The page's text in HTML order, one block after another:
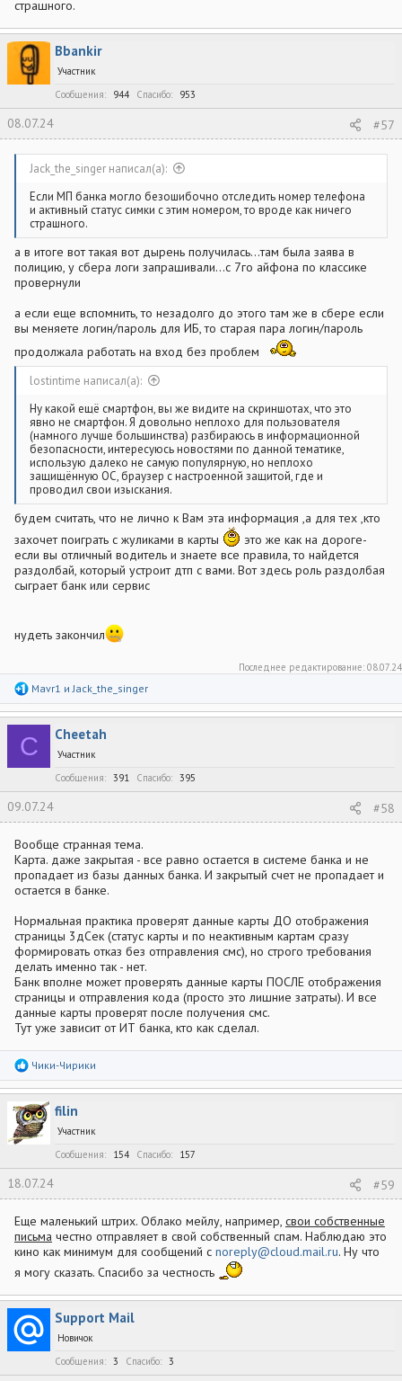
страшного.
Bbankir
Участник
Сообщения
944 Спасибо 953
08.07.24 #57
Jack_the_singer написал(а):
Если МП банка могло безошибочно отследить номер телефона
и активный статус симки с этим номером, то вроде как ничего
страшного.
а в итоге вот такая вот дырень получилась...там была заява в
полицию, у сбера логи запрашивали...с 7го айфона по классике
провернули
а если еще вспомнить, то незадолго до этого там же в сбере если
вы меняете логин/пароль для ИБ, то старая пара логин/пароль
продолжала работать на вход без проблем
lostintime написал(а):
Ну какой ещё смартфон, вы же видите на скриншотах, что это
явно не смартфон. Я довольно неплохо для пользователя
(намного лучше большинства) разбираюсь в информационной
безопасности, интересуюсь новостями по данной тематике,
использую далеко не самую популярную, но неплохо
защищённую ОС, браузер с настроенной защитой, где и
проводил свои изыскания.
будем считать, что не лично к Вам эта информация ,а для тех ,кто
захочет поиграть с жуликами в карты
это же как на дороге-
если вы отличный водитель и знаете все правила, то найдется
раздолбай, который устроит дтп с вами. Вот здесь роль раздолбая
сыграет банк или сервис
нудеть закончил
Последнее редактирование: 08.07.24
Р
а
к
ц
и
Mavr1 иJack_the_singer
C Cheetah
Участник
Сообщения
391 Спасибо 395
09.07.24 #58
Вообще странная тема.
Карта. даже закрытая - все равно остается в системе банка и не
пропадает из базы данных банка. И закрытый счет не пропадает и
остается в банке.
Нормальная практика проверят данные карты ДО отображения
страницы 3дСек (статус карты и по неактивным картам сразу
формировать отказ без отправления смс), но строго требования
делать именно так - нет.
Банк вполне может проверять данные карты ПОСЛЕ отображения
страницы и отправления кода (просто это лишние затраты). И все
данные карты проверят после получения смс.
Тут уже зависит от ИТ банка, кто как сделал.
Р
а
к
ц
и
и
Чики-Чирики
filin
Участник
Сообщения
154 Спасибо 157
18.07.24 #59
Еще маленький штрих. Облако мейлу, например, свои собственные
письма честно отправляет в свой собственный спам. Наблюдаю это
кино как минимум для сообщений с noreply@cloud.mail.ru. Ну что
я могу сказать. Спасибо за честность
Support Mail
Новичок
Сообщения
3 Спасибо 3